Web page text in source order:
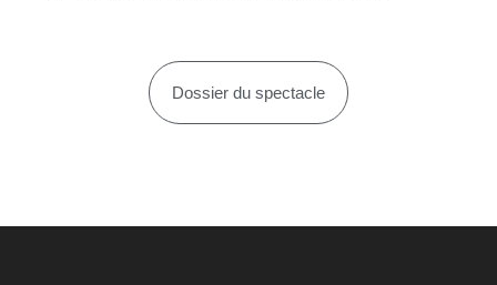
Dossier du spectacle